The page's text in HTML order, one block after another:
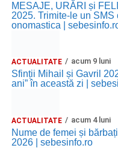
MESAJE, URĂRI și
2025. Trimite-le un
onomastica |
ACTUALITATE acum 9 luni
Sfinții Mihail și Gavril
ani” în această zi |
ACTUALITATE acum 4 luni
Nume de femei și
2026 | sebesinfo.ro